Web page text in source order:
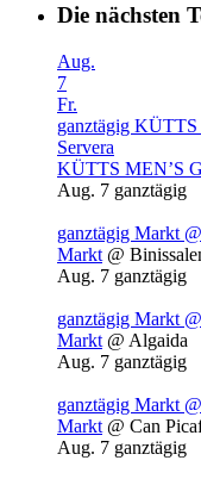
Die nächsten
Aug.
7
Fr.
ganztägig KÜTTS
Servera
KÜTTS MEN’S
Aug. 7 ganztägig
ganztägig Markt
Markt @
Aug. 7 ganztägig
ganztägig Markt
Markt @ Algaida
Aug. 7 ganztägig
ganztägig Markt
Markt @ Can
Aug. 7 ganztägig